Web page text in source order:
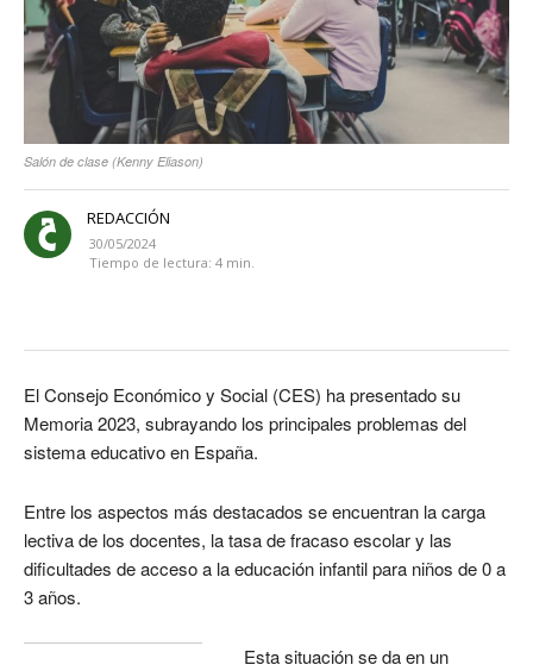
Salón de clase (Kenny Eliason)
REDACCIÓN
30/05/2024
Tiempo de lectura: 4 min.
El Consejo Económico y Social (CES) ha presentado su
Memoria 2023, subrayando los principales problemas del
sistema educativo en España.
Entre los aspectos más destacados se encuentran la carga
lectiva de los docentes, la tasa de fracaso escolar y las
dificultades de acceso a la educación infantil para niños de 0 a
3 años.
Esta situación se da en un